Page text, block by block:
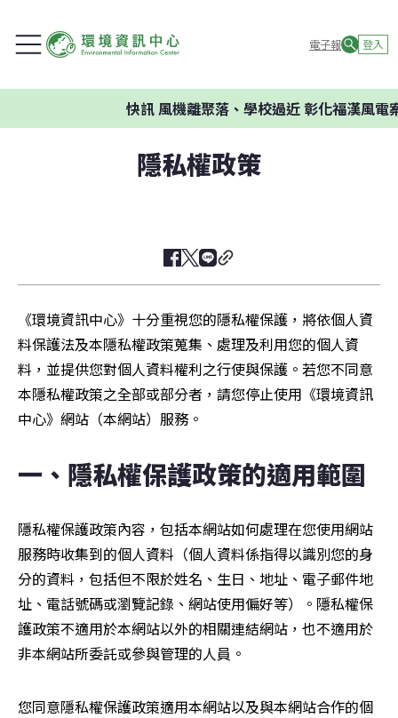
電子報 登入
快訊風機離聚落、學校過近 彰化福漢風電案
隱私權政策
《環境資訊中心》十分重視您的隱私權保護，將依個人資
料保護法及本隱私權政策蒐集、處理及利用您的個人資
料，並提供您對個人資料權利之行使與保護。若您不同意
本隱私權政策之全部或部分者，請您停止使用《環境資訊
中心》網站（本網站）服務。
一、隱私權保護政策的適用範圍
隱私權保護政策內容，包括本網站如何處理在您使用網站
服務時收集到的個人資料（個人資料係指得以識別您的身
分的資料，包括但不限於姓名、生日、地址、電子郵件地
址、電話號碼或瀏覽記錄、網站使用偏好等）。隱私權保
護政策不適用於本網站以外的相關連結網站，也不適用於
非本網站所委託或參與管理的人員。
您同意隱私權保護政策適用本網站以及與本網站合作的個